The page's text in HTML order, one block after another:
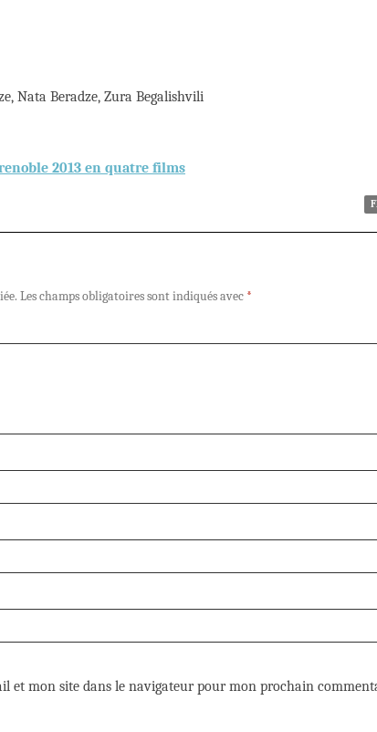
Nata Beradze, Zura Begalishvili
2013 en quatre films
Les champs obligatoires sont indiqués avec *
et mon site dans le navigateur pour mon prochain